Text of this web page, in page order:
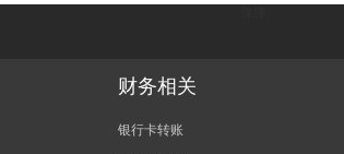
财务相关
银行卡转账